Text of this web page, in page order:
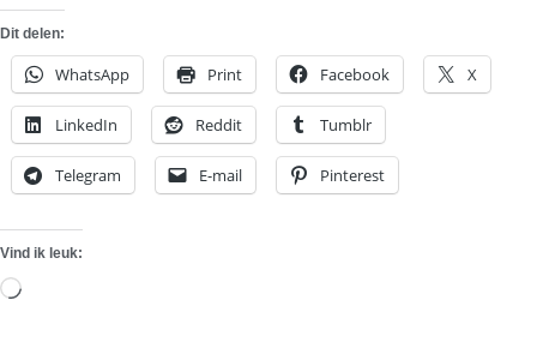
Dit delen:
WhatsApp Print Facebook X
LinkedIn Reddit Tumblr
Telegram E-mail Pinterest
Vind ik leuk:
Aan